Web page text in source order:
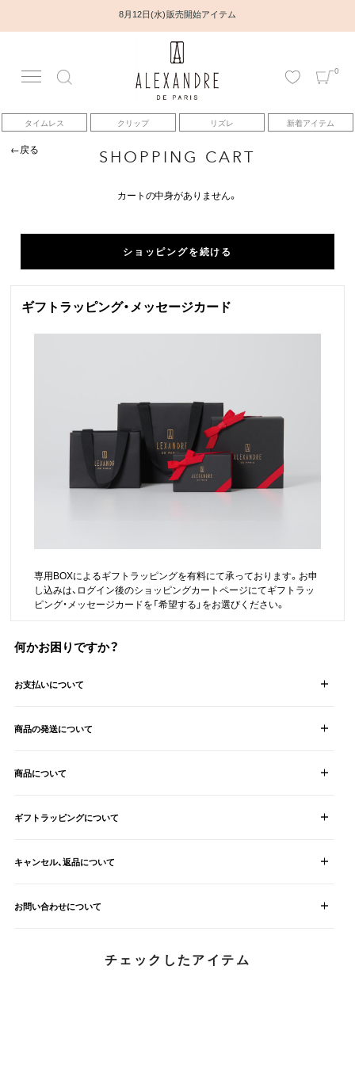
8月12日(水) 販売開始アイテム
0
タイムレス クリップ リズレ 新着アイテム
アカウント
アイテム
トピックス
クラフトマンシップ
ストア
お修理について
←戻る SHOPPING CART
カートの中身がありません。
ショッピングを続ける
ギフトラッピング・メッセージカード
専用BOXによるギフトラッピングを有料にて承っております。お申
し込みは、ログイン後のショッピングカートページにてギフトラッ
ピング・メッセージカードを「希望する」をお選びください。
何かお困りですか？
お支払いについて
商品の発送について
商品について
ギフトラッピングについて
キャンセル、返品について
お問い合わせについて
チェックしたアイテム